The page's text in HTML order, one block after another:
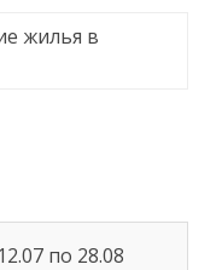
жилья в
по 28.08